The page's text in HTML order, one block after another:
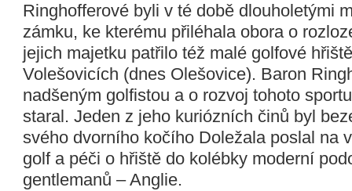
Ringhofferové byli v té době dlouholetými
zámku, ke kterému přiléhala obora o
jejich majetku patřilo též malé golfové
Volešovicích (dnes Olešovice). Baron
nadšeným golfistou a o rozvoj tohoto
staral. Jeden z jeho kuriózních činů byl
svého dvorního kočího Doležala poslal na
golf a péči o hřiště do kolébky moderní
gentlemanů – Anglie.